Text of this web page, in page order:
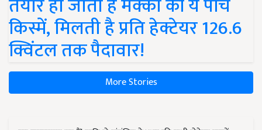
तैयार हो जाती हैं मक्का की ये पांच
किस्में, मिलती है प्रति हेक्टेयर 126.6
क्विंटल तक पैदावार!
More Stories